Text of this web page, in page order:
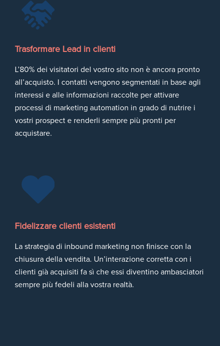
Trasformare Lead in clienti
L’80% dei visitatori del vostro sito non è ancora pronto
all’acquisto. I contatti vengono segmentati in base agli
interessi e alle informazioni raccolte per attivare
processi di marketing automation in grado di nutrire i
vostri prospect e renderli sempre più pronti per
acquistare.
Fidelizzare clienti esistenti
La strategia di inbound marketing non finisce con la
chiusura della vendita. Un’interazione corretta con i
clienti già acquisiti fa sì che essi diventino ambasciatori
sempre più fedeli alla vostra realtà.